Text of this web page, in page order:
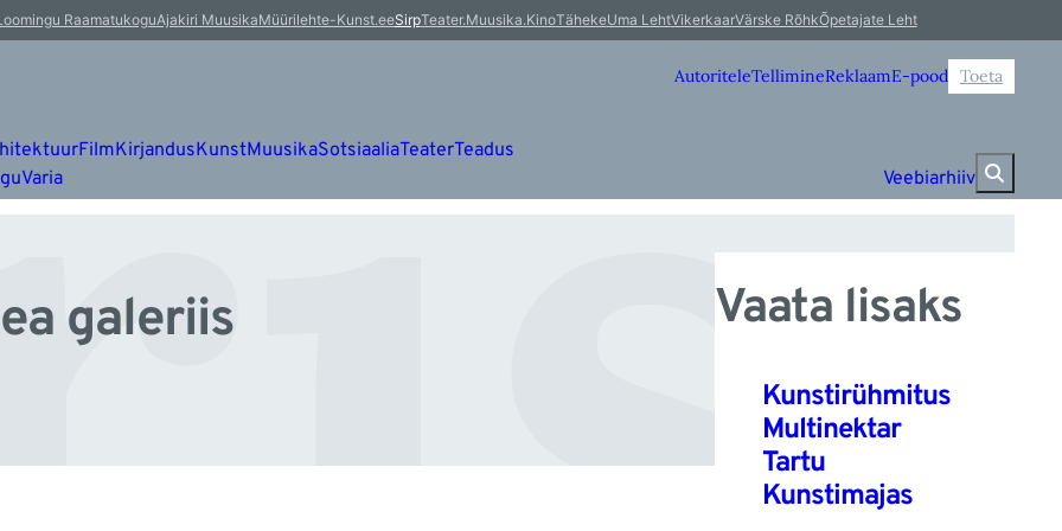
RaamatukoguAjakiri MuusikaMüürilehte-Kunst.eeSirpTeater.Muusika.KinoTähekeUma LehtVikerkaarVärske RõhkÕpetajate Leht
AutoriteleTellimineReklaamE-pood Toeta
FilmKirjandusKunstMuusikaSotsiaaliaTeaterTeadus
Varia Veebiarhiiv
galeriis Vaata lisaks
Kunstirühmitus
Multinektar
Tartu
Kunstimajas